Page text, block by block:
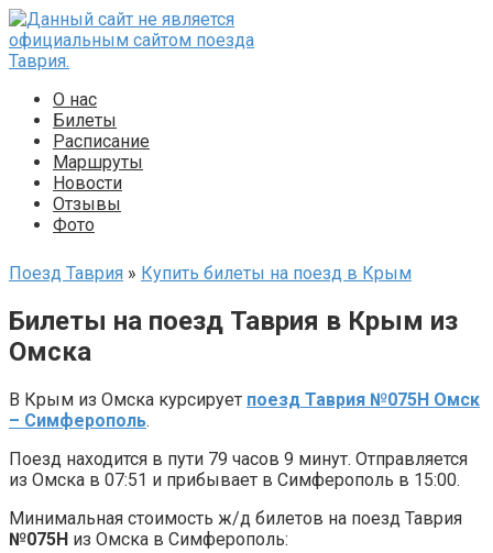
Перейти
к
контенту
О нас
Билеты
Расписание
Маршруты
Новости
Отзывы
Фото
Поезд Таврия » Купить билеты на поезд в Крым
Билеты на поезд Таврия в Крым из
Омска
В Крым из Омска курсирует поезд Таврия №075Н Омск
– Симферополь.
Поезд находится в пути 79 часов 9 минут. Отправляется
из Омска в 07:51 и прибывает в Симферополь в 15:00.
Минимальная стоимость ж/д билетов на поезд Таврия
№075Н из Омска в Симферополь: